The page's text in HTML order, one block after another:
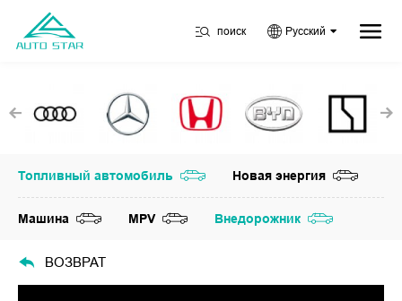
поиск Русский
Топливный автомобиль Новая энергия
Машина MPV Внедорожник
ВОЗВРАТ